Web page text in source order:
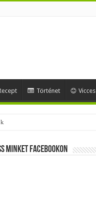
Történet Vicces
minket Facebookon